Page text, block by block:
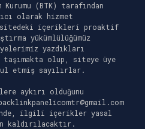
(BTK) tarafından
olarak hizmet
sitedeki içerikleri proaktif
yükümlülüğümüz
yazdıkları
olup, siteye üye
etmiş sayılırlar.
aykırı olduğunu
ilgili içerikler yasal
kaldırılacaktır.